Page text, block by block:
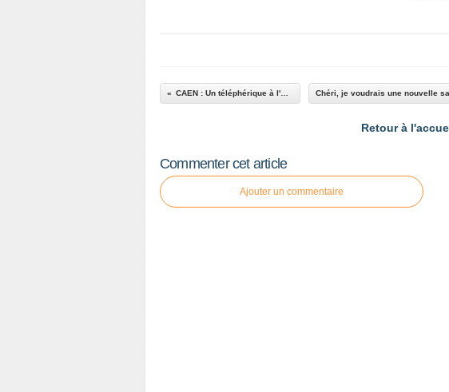
Retour à
Commenter cet article
Ajouter un commentaire